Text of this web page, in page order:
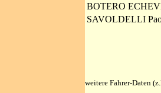
BOTERO
SAVOLDELLI
weitere Fahrer-Daten